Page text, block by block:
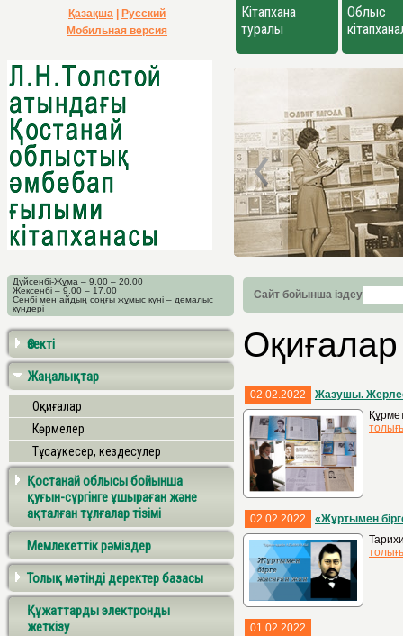
Қазақша
Русский
Мобильная версия
Кітапхана
туралы
Облыс
Дүйсенбі-Жұма – 9.00 – 20.00
Жексенбі – 9.00 – 17.00
Сенбі мен айдың соңғы жұмыс күні – демалыс
күндері
Сайт бойынша іздеу
Өзекті
Жаңалықтар
Оқиғалар
Көрмелер
Тұсаукесер, кездесулер
Қостанай облысы бойынша
қуғын-сүргінге ұшыраған және
ақталған тұлғалар тізімі
Мемлекеттік рәміздер
Толық мәтінді деректер базасы
Құжаттарды электронды
жеткізу
Оқиғалар
02.02.2022
Жазушы.
02.02.2022
«Жұртымен
01.02.2022